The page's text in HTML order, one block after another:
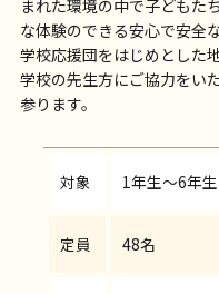
まれた環境の中で子どもた
な体験のできる安心で安全
学校応援団をはじめとした
学校の先生方にご協力をい
参ります。
対象 1年生～6年生
定員 48名